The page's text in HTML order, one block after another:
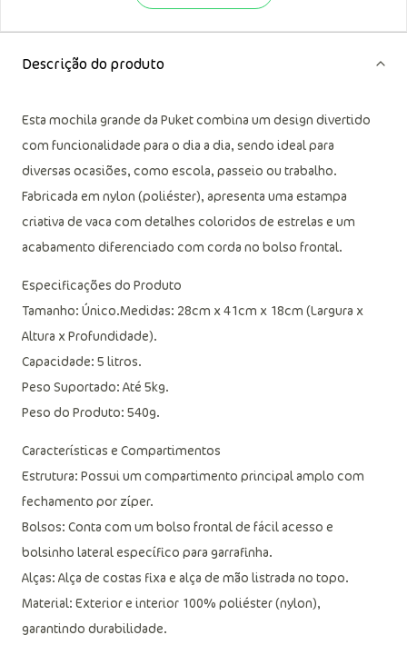
Descrição do produto
Esta mochila grande da Puket combina um design divertido
com funcionalidade para o dia a dia, sendo ideal para
diversas ocasiões, como escola, passeio ou trabalho.
Fabricada em nylon (poliéster), apresenta uma estampa
criativa de vaca com detalhes coloridos de estrelas e um
acabamento diferenciado com corda no bolso frontal.
Especificações do Produto
Tamanho: Único.Medidas: 28cm x 41cm x 18cm (Largura x
Altura x Profundidade).
Capacidade: 5 litros.
Peso Suportado: Até 5kg.
Peso do Produto: 540g.
Características e Compartimentos
Estrutura: Possui um compartimento principal amplo com
fechamento por zíper.
Bolsos: Conta com um bolso frontal de fácil acesso e
bolsinho lateral específico para garrafinha.
Alças: Alça de costas fixa e alça de mão listrada no topo.
Material: Exterior e interior 100% poliéster (nylon),
garantindo durabilidade.